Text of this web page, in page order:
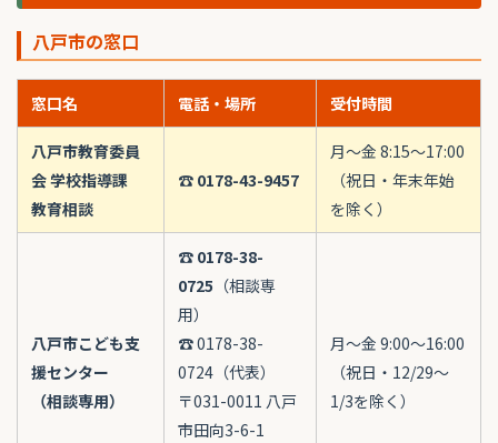
八戸市の窓口
窓口名 電話・場所 受付時間
八戸市教育委員
会 学校指導課
教育相談
☎ 0178-43-9457
月〜金 8:15〜17:00
（祝日・年末年始
を除く）
八戸市こども支
援センター
（相談専用）
☎ 0178-38-
0725 （相談専
用）
☎ 0178-38-
0724（代表）
〒031-0011 八戸
市田向3-6-1
月〜金 9:00〜16:00
（祝日・12/29〜
1/3を除く）